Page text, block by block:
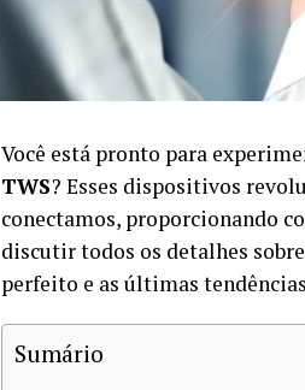
Você está pronto para
TWS? Esses dispositivos
conectamos, proporcionando
discutir todos os detalhes
perfeito e as últimas
Sumário